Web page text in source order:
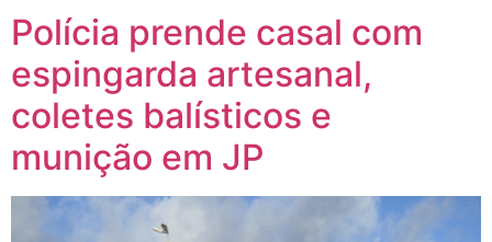
Polícia prende casal com
espingarda artesanal,
coletes balísticos e
munição em JP